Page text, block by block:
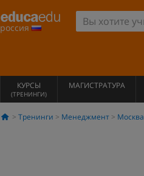
россия
КУРСЫ
(ТРЕНИНГИ)
МАГИСТРАТУРА
Тренинги Менеджмент Москва